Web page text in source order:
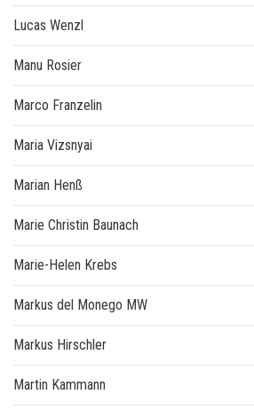
Lucas Wenzl
Manu Rosier
Marco Franzelin
Maria Vizsnyai
Marian Henß
Marie Christin Baunach
Marie-Helen Krebs
Markus del Monego MW
Markus Hirschler
Martin Kammann